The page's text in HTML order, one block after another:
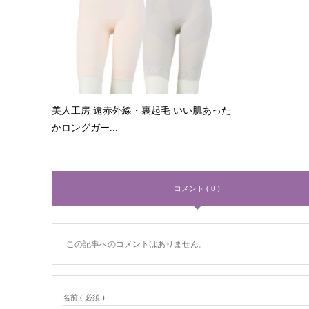
美人工房 遠赤外線・裏起毛 いい肌あった
かロングガー...
コメント ( 0 )
この記事へのコメントはありません。
名前 ( 必須 )